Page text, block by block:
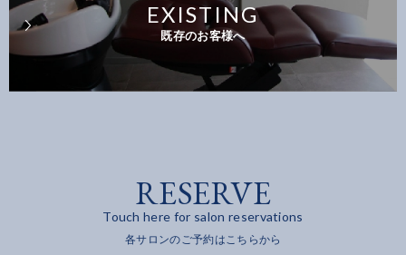
既存のお客様へ
EXISTING
RESERVE
Touch here for salon reservations
各サロンのご予約はこちらから